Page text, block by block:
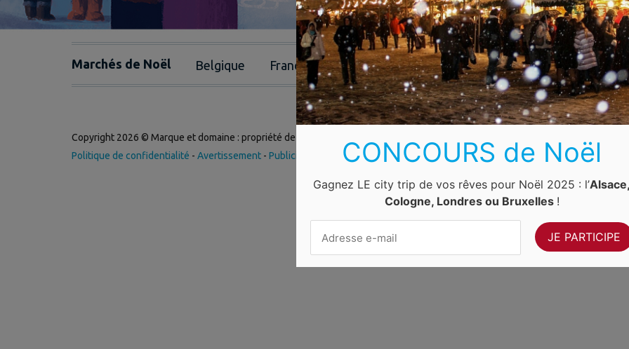
Marchés de Noël Belgique France Luxembourg Allemagne Pays-Bas Suisse
Copyright 2026 © Marque et domaine : propriété de
Politique de confidentialité - Avertissement - Publicité Contact -Newsletter
CONCOURS de Noël
Gagnez LE city trip de vos rêves pour Noël 2025 : l’
Cologne, Londres ou Bruxelles !